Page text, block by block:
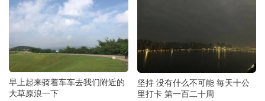
早上起来骑着车车去我们附近的
大草原浪一下
坚持 没有什么不可能 毎天十公
里打卡 第一百二十周